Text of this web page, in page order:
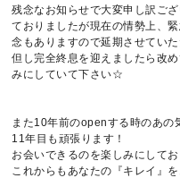
残念なお知らせで大変申し訳ご
ておりましたが現在の情勢上、
念もありますので延期させていた
但し完全終息を迎えましたら改
みにしていて下さい☆
また10年前のopenする時のあの
11年目も頑張ります！
お会いできるのを楽しみにしてお
これからもあなたの『キレイ』